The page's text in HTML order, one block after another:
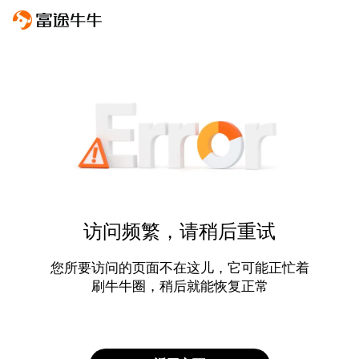
访问频繁，请稍后重试
您所要访问的页面不在这儿，它可能正忙着
刷牛牛圈，稍后就能恢复正常